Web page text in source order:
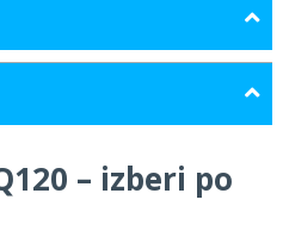
– izberi po